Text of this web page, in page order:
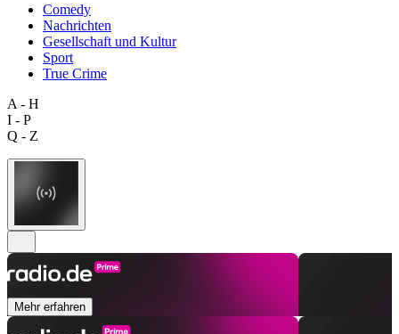
Comedy
Nachrichten
Gesellschaft und Kultur
Sport
True Crime
A - H
I - P
Q - Z
Mehr erfahren